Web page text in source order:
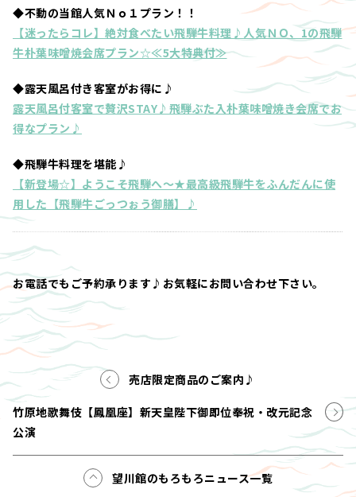
◆不動の当館人気Ｎｏ１プラン！！
【迷ったらコレ】絶対食べたい飛騨牛料理♪人気ＮＯ、1の飛騨
牛朴葉味噌焼会席プラン☆≪5大特典付≫
◆露天風呂付き客室がお得に♪
露天風呂付客室で贅沢STAY♪飛騨ぶた入朴葉味噌焼き会席でお
得なプラン♪
◆飛騨牛料理を堪能♪
【新登場☆】ようこそ飛騨へ～★最高級飛騨牛をふんだんに使
用した【飛騨牛ごっつぉう御膳】♪
お電話でもご予約承ります♪お気軽にお問い合わせ下さい。
売店限定商品のご案内♪
竹原地歌舞伎【鳳凰座】新天皇陛下御即位奉祝・改元記念
公演
望川館のもろもろニュース一覧